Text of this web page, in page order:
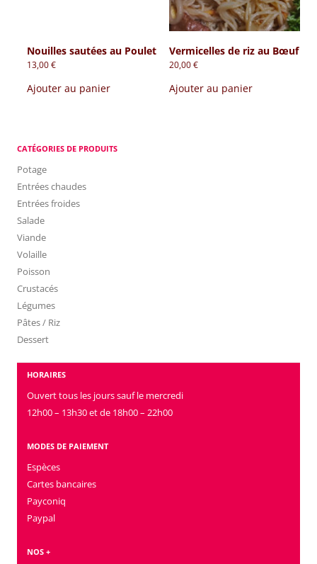
Nouilles sautées au Poulet
13,00€
Ajouter au panier
Vermicelles de riz au Bœuf
20,00€
Ajouter au panier
CATÉGORIES DE PRODUITS
Potage
Entrées chaudes
Entrées froides
Salade
Viande
Volaille
Poisson
Crustacés
Légumes
Pâtes / Riz
Dessert
HORAIRES
Ouvert tous les jours sauf le mercredi
12h00 – 13h30 et de 18h00 – 22h00
MODES DE PAIEMENT
Espèces
Cartes bancaires
Payconiq
Paypal
NOS +